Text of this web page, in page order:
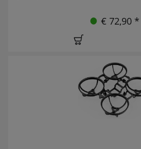
€ 72,90 *